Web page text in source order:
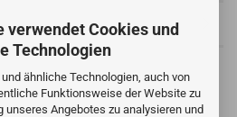
verwendet Cookies und
Technologien
ähnliche Technologien, auch von
Funktionsweise der Website zu
unseres Angebotes zu analysieren und